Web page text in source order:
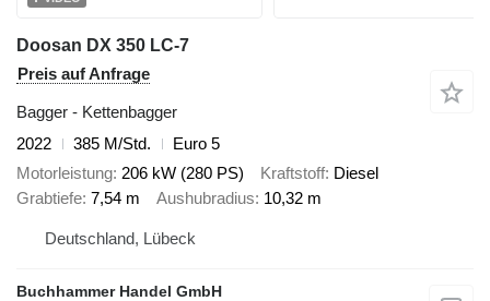
Doosan DX 350 LC-7
Preis auf Anfrage
Bagger - Kettenbagger
2022
385 M/Std.
Euro 5
Motorleistung 206 kW (280 PS) Kraftstoff Diesel
Grabtiefe 7,54 m Aushubradius 10,32 m
Deutschland, Lübeck
Buchhammer Handel GmbH